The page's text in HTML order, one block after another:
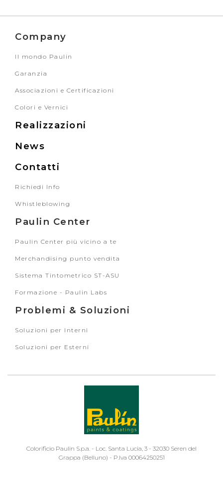
Company
Il mondo Paulin
Garanzia
Associazioni e Certificazioni
Colori e Vernici
Realizzazioni
News
Contatti
Richiedi Info
Whistleblowing
Paulin Center
Paulin Center più vicino a te
Merchandising punto vendita
Sistema Tintometrico ST-ASU
Formazione - Paulin Labs
Problemi & Soluzioni
Soluzioni per Interni
Soluzioni per Esterni
Colorificio Paulin S.p.a. - Loc. Santa Lucia, 3 - 32030 Seren del
Grappa (Belluno) - P.Iva 00064250251